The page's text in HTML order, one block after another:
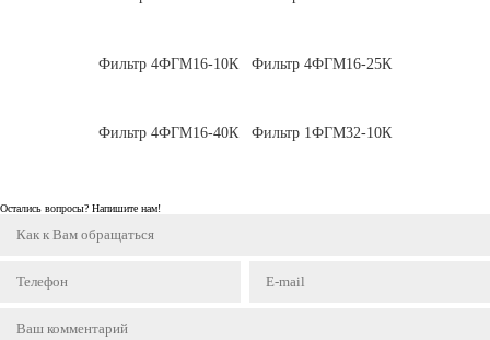
Фильтр 4ФГМ16-10К Фильтр 4ФГМ16-25К
Фильтр 4ФГМ16-40К Фильтр 1ФГМ32-10К
Остались вопросы? Напишите нам!